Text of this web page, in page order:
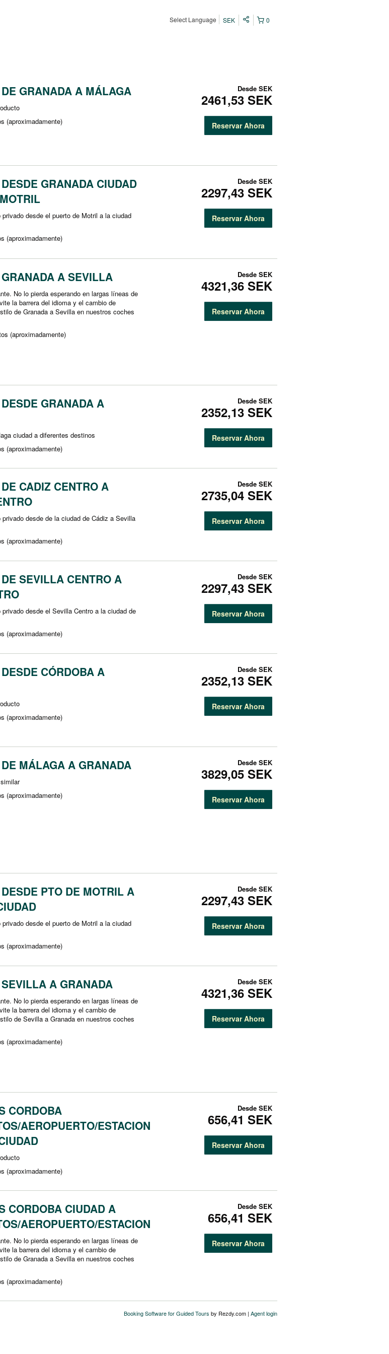
0
SEK
Select Language
GRANADA A MÁLAGA
(aproximadamente)
Desde SEK
2461,53 SEK
Reservar Ahora
GRANADA CIUDAD
desde el puerto de Motril a la ciudad
(aproximadamente)
Desde SEK
2297,43 SEK
Reservar Ahora
A SEVILLA
No lo pierda esperando en largas líneas de
la barrera del idioma y el cambio de
de Granada a Sevilla en nuestros coches
(aproximadamente)
Desde SEK
4321,36 SEK
Reservar Ahora
GRANADA A
ciudad a diferentes destinos
(aproximadamente)
Desde SEK
2352,13 SEK
Reservar Ahora
CADIZ CENTRO A
desde de la ciudad de Cádiz a Sevilla
(aproximadamente)
Desde SEK
2735,04 SEK
Reservar Ahora
SEVILLA CENTRO A
desde el Sevilla Centro a la ciudad de
(aproximadamente)
Desde SEK
2297,43 SEK
Reservar Ahora
CÓRDOBA A
(aproximadamente)
Desde SEK
2352,13 SEK
Reservar Ahora
MÁLAGA A GRANADA
(aproximadamente)
Desde SEK
3829,05 SEK
Reservar Ahora
PTO DE MOTRIL A
desde el puerto de Motril a la ciudad
(aproximadamente)
Desde SEK
2297,43 SEK
Reservar Ahora
A GRANADA
No lo pierda esperando en largas líneas de
la barrera del idioma y el cambio de
de Sevilla a Granada en nuestros coches
(aproximadamente)
Desde SEK
4321,36 SEK
Reservar Ahora
CORDOBA
AEROPUERTO/ESTACION
(aproximadamente)
Desde SEK
656,41 SEK
Reservar Ahora
CORDOBA CIUDAD A
AEROPUERTO/ESTACION
No lo pierda esperando en largas líneas de
la barrera del idioma y el cambio de
de Granada a Sevilla en nuestros coches
(aproximadamente)
Desde SEK
656,41 SEK
Reservar Ahora
Booking Software for Guided Tours by Rezdy.com | Agent login